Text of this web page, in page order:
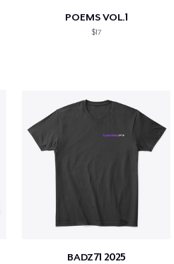
POEMS VOL.1
$17
BADZ71 2025